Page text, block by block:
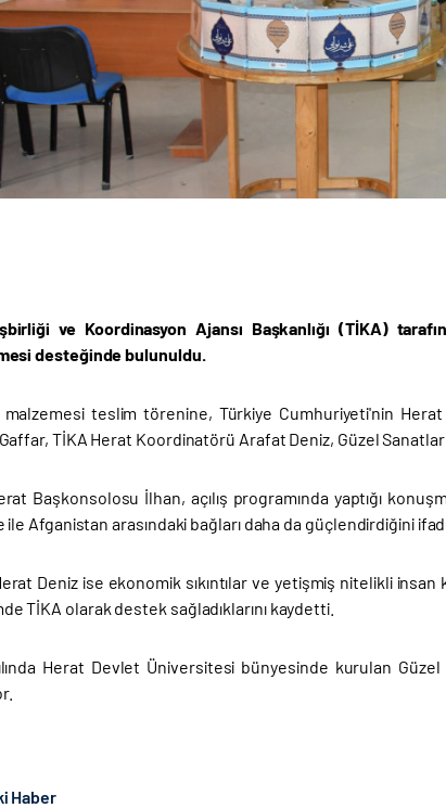
ve Koordinasyon Ajansı Başkanlığı (TİKA)
desteğinde bulunuldu.
malzemesi teslim törenine, Türkiye Cumhuriyeti'nin
TİKA Herat Koordinatörü Arafat Deniz, Güzel
Başkonsolosu İlhan, açılış programında yaptığı
ile Afganistan arasındaki bağları daha da güçlendirdiğini
Deniz ise ekonomik sıkıntılar ve yetişmiş nitelikli
TİKA olarak destek sağladıklarını kaydetti.
Herat Devlet Üniversitesi bünyesinde kurulan
Haber